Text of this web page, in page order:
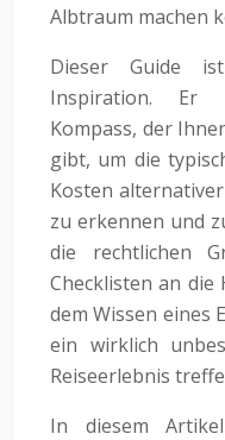
Albtraum machen
Dieser Guide
Inspiration. Er
Kompass, der
gibt, um die
Kosten
zu erkennen und
die rechtlichen
Checklisten an die
dem Wissen eines
ein wirklich
Reiseerlebnis
In diesem